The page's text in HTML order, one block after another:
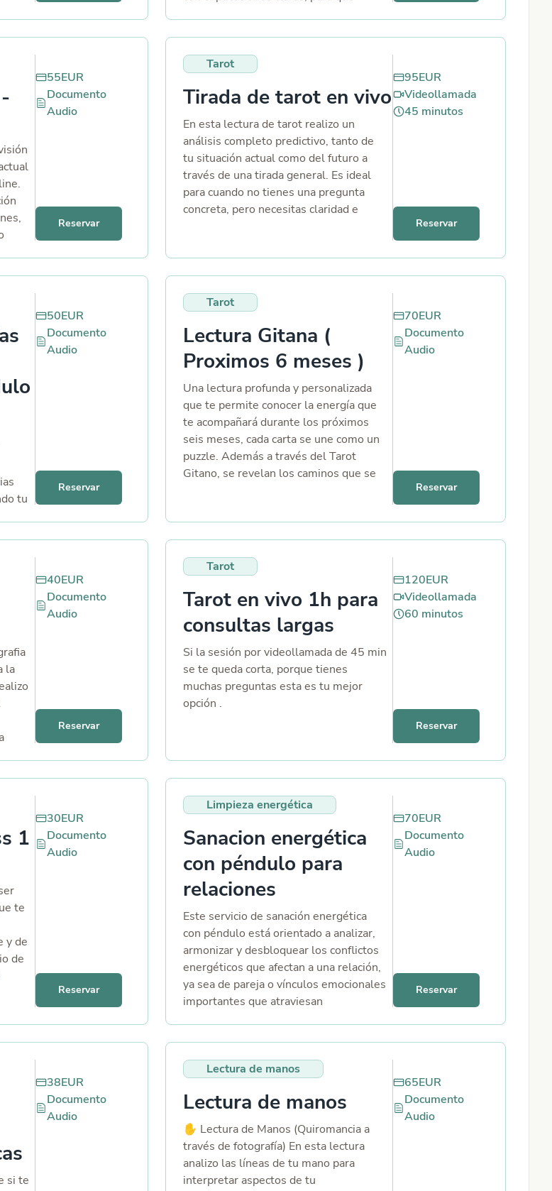
qué tipo de dudas sirve? Amor y
bloqueos, terceras personas, evolución,
Trabajo y dinero: cambios,
oportunidades, si te conviene un
empleo, evolución económica,
conflictos laborales, estrategia. Familia
y entorno: tensiones, distancias,
límites, situaciones repetidas, qué
por qué no avanzas, qué se está
reforzar. ¿Qué incluye este servicio
premium? - Respondo tus preguntas
una por una. - Te explico qué muestra
el tarot, cómo se conecta con tu
situación y qué puedes esperar. Tú me
dices qué te preocupa y me haces todas
las preguntas que quieras.
55EUR
Documento
Audio
Reservar
Tarot
Tirada de tarot en vivo
En esta lectura de tarot realizo un
análisis completo predictivo, tanto de
tu situación actual como del futuro a
través de una tirada general. Es ideal
para cuando no tienes una pregunta
concreta, pero necesitas claridad e
95EUR
Videollamada
45 minutos
Reservar
tu
en
ti.
50EUR
Documento
Audio
Reservar
Tarot
Lectura Gitana (
Proximos 6 meses )
Una lectura profunda y personalizada
que te permite conocer la energía que
te acompañará durante los próximos
seis meses, cada carta se une como un
puzzle. Además a través del Tarot
Gitano, se revelan los caminos que se
comprender para avanzar con claridad.
Si tienes ganas de una lectura general y
especial, este es tu servicio adecuado.
70EUR
Documento
Audio
Reservar
la
lo
40EUR
Documento
Audio
Reservar
Tarot
Tarot en vivo 1h para
consultas largas
Si la sesión por videollamada de 45 min
se te queda corta, porque tienes
muchas preguntas esta es tu mejor
opción .
120EUR
Videollamada
60 minutos
Reservar
1
te
y de
de
30EUR
Documento
Audio
Reservar
Limpieza energética
Sanacion energética
con péndulo para
relaciones
Este servicio de sanación energética
con péndulo está orientado a analizar,
armonizar y desbloquear los conflictos
energéticos que afectan a una relación,
ya sea de pareja o vínculos emocionales
importantes que atraviesan
identificando bloqueos emocionales,
estar influyendo negativamente en la
relación. Estos bloqueos pueden
manifestarse como discusiones
constantes, distanciamiento, falta de
comunicación, patrones repetitivos,
70EUR
Documento
Audio
Reservar
si te
38EUR
Documento
Audio
Lectura de manos
Lectura de manos
✋ Lectura de Manos (Quiromancia a
través de fotografía) En esta lectura
analizo las líneas de tu mano para
interpretar aspectos de tu
65EUR
Documento
Audio